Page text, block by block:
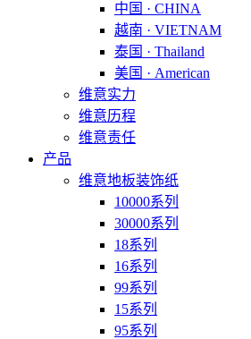
中国 · CHINA
越南 · VIETNAM
泰国 · Thailand
美国 · American
维意实力
维意历程
维意责任
产品
维意地板装饰纸
10000系列
30000系列
18系列
16系列
99系列
15系列
95系列